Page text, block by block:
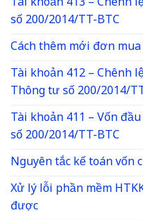
số 200/2014/TT-BTC
Cách thêm mới đơn
Tài khoản 412 – Chênh
Thông tư số 200/2014/
Tài khoản 411 – Vốn
số 200/2014/TT-BTC
Nguyên tắc kế toán vốn
Xử lý lỗi phần mềm
được